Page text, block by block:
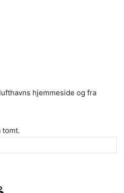
hjemmeside og fra
tomt.